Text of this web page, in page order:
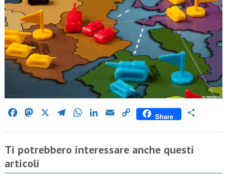
FacebookMastodon TelegramWhatsAppLinkedIn
Email Copy
Share
Ti potrebbero interessare anche questi
articoli